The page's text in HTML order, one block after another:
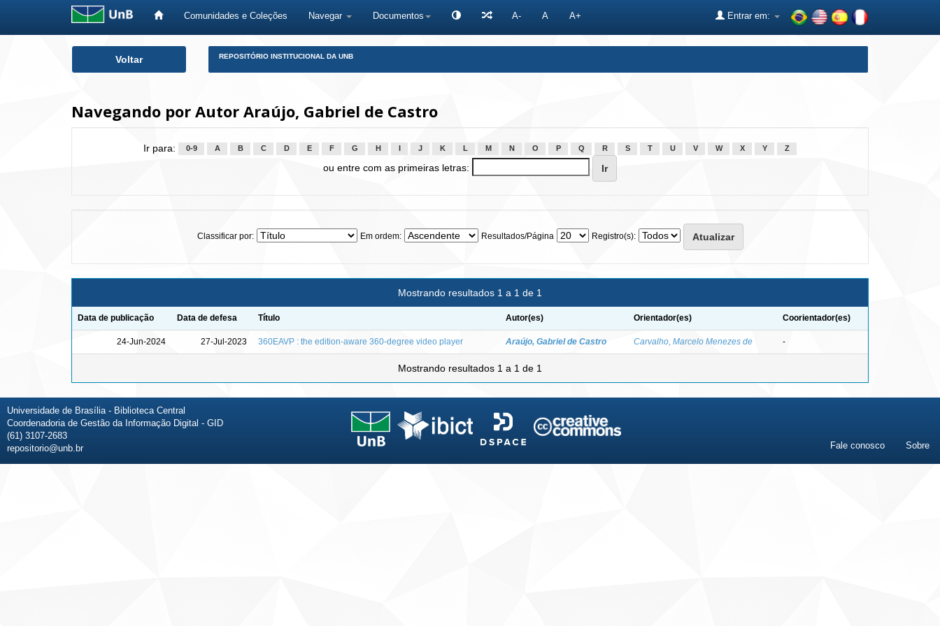
Comunidades e Coleções Navegar Documentos A- A A+ Entrar em:
Voltar REPOSITÓRIO INSTITUCIONAL DA UNB
Navegando por Autor Araújo, Gabriel de Castro
Ir para: 0-9 A B C D E F G H J K L M N O P Q R S T U V W X Y Z
ou entre com as primeiras letras:
Classificar por: Em ordem: Resultados/Página Registro(s):
Mostrando resultados 1 a 1 de 1
Data de publicação Data de defesa Título Autor(es) Orientador(es) Coorientador(es)
24-Jun-2024 27-Jul-2023 360EAVP : the edition-aware 360-degree video player Araújo, Gabriel de Castro Carvalho, Marcelo Menezes de -
Mostrando resultados 1 a 1 de 1
Universidade de Brasília - Biblioteca Central
Coordenadoria de Gestão da Informação Digital - GID
(61) 3107-2683
repositorio@unb.br
Fale conosco Sobre